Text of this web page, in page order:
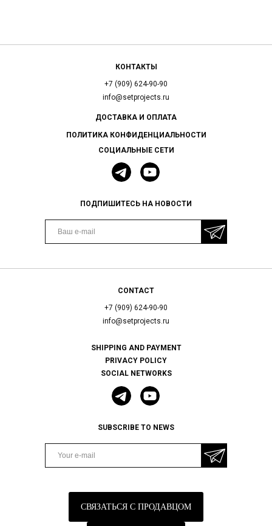
КОНТАКТЫ
+7 (909) 624-90-90
info@setprojects.ru
СОЦИАЛЬНЫЕ СЕТИ
ПОДПИШИТЕСЬ НА НОВОСТИ
ДОСТАВКА И ОПЛАТА
ПОЛИТИКА КОНФИДЕНЦИАЛЬНОСТИ
CONTACT
+7 (909) 624-90-90
info@setprojects.ru
SOCIAL NETWORKS
SUBSCRIBE TO NEWS
SHIPPING AND PAYMENT
PRIVACY POLICY
СВЯЗАТЬСЯ С ПРОДАВЦОМ